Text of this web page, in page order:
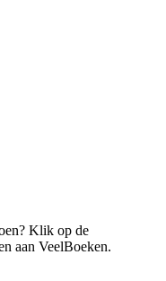
Klik op de
aan VeelBoeken.